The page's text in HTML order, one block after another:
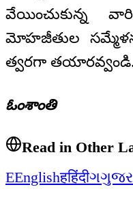
వేయించుకున్న
మోహజీతుల
త్వరగా తయారవ్వండి.
ఓంశాంతి
Read in Other
EEnglishहहिंदीગ